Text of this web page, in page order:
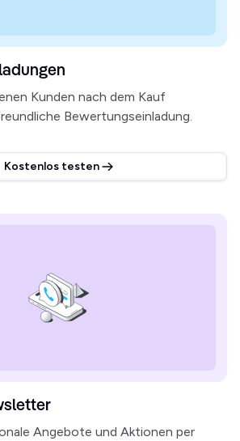
Kunden nach dem Kauf
Bewertungseinladung.
Kostenlos testen
Angebote und Aktionen per